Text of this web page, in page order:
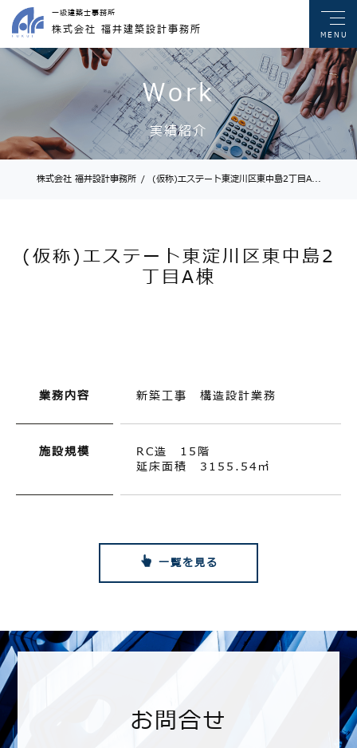
MENU
一級建築士事務所
株式会社 福井建築設計事務所
Work
実績紹介
株式会社 福井設計事務所 / (仮称)エステート東淀川区東中島2丁目A...
(仮称)エステート東淀川区東中島2
丁目A棟
業務内容 新築工事 構造設計業務
施設規模
RC造 15階
延床面積 3155.54㎡
一覧を見る
お問合せ